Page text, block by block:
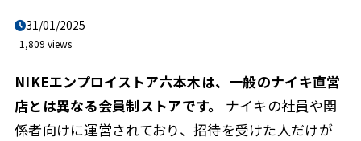
31/01/2025
1,809 views
NIKEエンプロイストア六本木は、一般のナイキ直営
店とは異なる会員制ストアです。
ナイキの社員や関
係者向けに運営されており、招待を受けた人だけが